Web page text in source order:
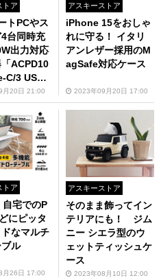
トア
トPCやス
台同時充
出力対応
ACPD10
C/3 USB-
電器」
月20日 21:00
アスキーストア
iPhone 15をおしゃ
れに守る！ イタリ
アンレザー採用のM
agSafe対応ケース
2023年09月20日 17:00
トア
自宅でのP
にピッタ
ドなマルチ
ル
月26日 17:00
アスキーストア
そのまま飾ってイン
テリアにも！ ジム
ニー シエラ型のウ
ェットティッシュケ
ース
2023年08月10日 12:00